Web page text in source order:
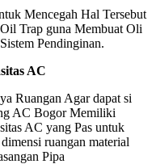
Mencegah Hal Tersebut
Trap guna Membuat Oli
Pendinginan.
AC
Ruangan Agar dapat si
AC Bogor Memiliki
AC yang Pas untuk
ruangan material
Pipa